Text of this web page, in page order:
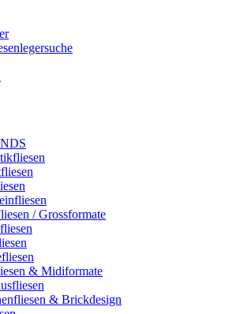
/ Grossformate
& Midiformate
& Brickdesign